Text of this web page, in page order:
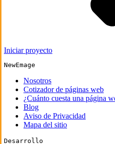
Iniciar proyecto
NewEmage
Nosotros
Cotizador de páginas web
¿Cuánto cuesta una página
Blog
Aviso de Privacidad
Mapa del sitio
Desarrollo